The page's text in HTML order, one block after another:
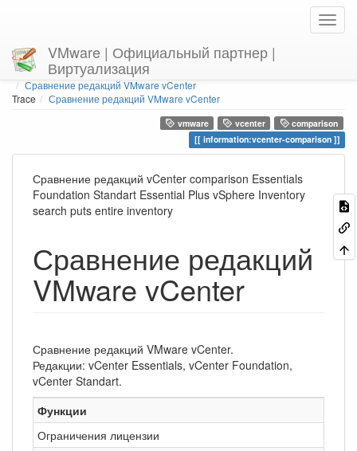
VMware | Официальный партнер |
Виртуализация
You are here Homeinformation
Сравнение редакций VMware vCenter
Trace
Сравнение редакций VMware vCenter
vmware vcenter
comparison
information:vcenter-comparison
Сравнение редакций vCenter comparison Essentials
Foundation Standart Essential Plus vSphere Inventory
search puts entire inventory
Сравнение редакций
VMware vCenter
Сравнение редакций VMware vCenter.
Редакции: vCenter Essentials, vCenter Foundation,
vCenter Standart.
Функции
Ограничения лицензии